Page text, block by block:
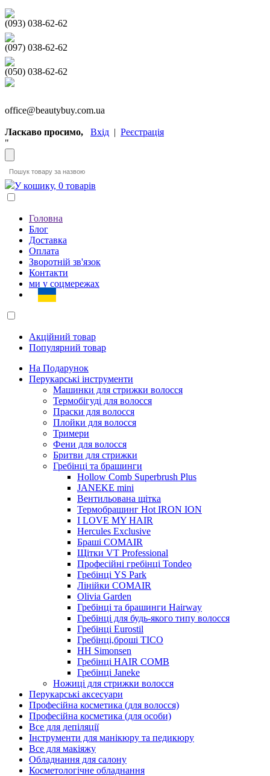
(093) 038-62-62
(097) 038-62-62
(050) 038-62-62
office@beautybuy.com.ua
Ласкаво просимо, Вхід | Реєстрація
"
У кошику, 0 товарів
Головна
Блог
Доставка
Оплата
Зворотній зв'язок
Контакти
ми у соцмережах
Акційний товар
Популярний товар
На Подарунок
Перукарські інструменти
Машинки для стрижки волосся
Термобігуді для волосся
Праски для волосся
Плойки для волосся
Тримери
Фени для волосся
Бритви для стрижки
Гребінці та брашинги
Hollow Comb Superbrush Plus
JANEKE mini
Вентильована щітка
Термобрашинг Hot IRON ION
I LOVE MY HAIR
Hercules Exclusive
Браші COMAIR
Щітки VT Professional
Професійні гребінці Tondeo
Гребінці YS Park
Лінійки COMAIR
Olivia Garden
Гребінці та брашинги Hairway
Гребінці для будь-якого типу волосся
Гребінці Eurostil
Гребінці,броші TICO
HH Simonsen
Гребінці HAIR COMB
Гребінці Janeke
Ножиці для стрижки волосся
Перукарські аксесуари
Професійна косметика (для волосся)
Професійна косметика (для особи)
Все для депіляції
Інструменти для манікюру та педикюру
Все для макіяжу
Обладнання для салону
Косметологічне обладнання